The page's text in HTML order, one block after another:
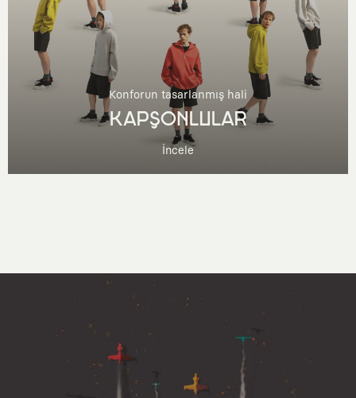
Konforun tasarlanmış hali
KAPŞONLULAR
İncele